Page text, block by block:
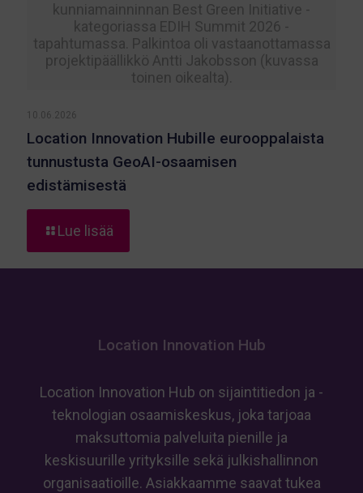
kunniamainninnan Best Green Initiative -
kategoriassa EDIH Summit 2026 -
tapahtumassa. Palkintoa oli vastaanottamassa
projektipäällikkö Antti Jakobsson (kuvassa
toinen oikealta).
10.06.2026
Location Innovation Hubille eurooppalaista
tunnustusta GeoAI-osaamisen
edistämisestä
Lue lisää
Location
Innovation
osaamisen
Location Innovation Hub
Location Innovation Hub on sijaintitiedon ja -
teknologian osaamiskeskus, joka tarjoaa
maksuttomia palveluita pienille ja
keskisuurille yrityksille sekä julkishallinnon
organisaatioille. Asiakkaamme saavat tukea